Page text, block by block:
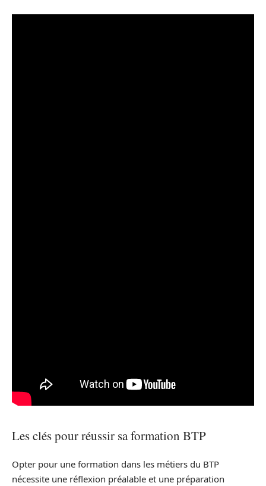
Les clés pour réussir sa formation BTP
Opter pour une formation dans les métiers du BTP
nécessite une réflexion préalable et une préparation